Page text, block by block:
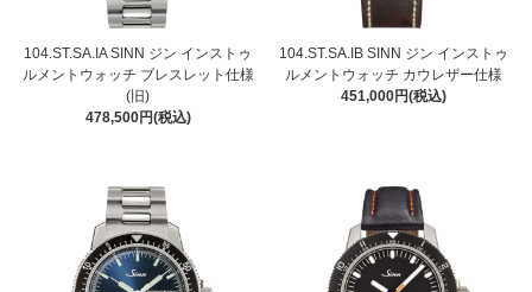
104.ST.SA.IA SINN ジン インストゥ
ルメントウォッチ ブレスレット仕様
(旧)
478,500円(税込)
104.ST.SA.IB SINN ジン インストゥ
ルメントウォッチ カウレザー仕様
451,000円(税込)